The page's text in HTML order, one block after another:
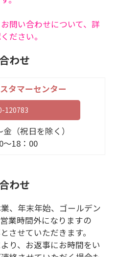
問い合わせについて、詳
ださい。
わせ
タマーセンター
120783
（祝日を除く）
～18：00
わせ
、年末年始、ゴールデン
業時間外になりますの
させていただきます。
り、お返事にお時間をい